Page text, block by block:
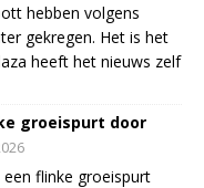
hebben volgens
gekregen. Het is het
heeft het nieuws zelf
groeispurt door
flinke groeispurt